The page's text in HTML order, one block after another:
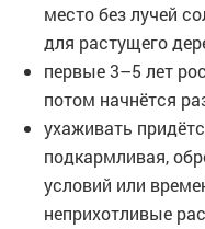
место без лучей
для растущего
первые 3–5 лет
потом начнётся
ухаживать
подкармливая,
условий или
неприхотливые